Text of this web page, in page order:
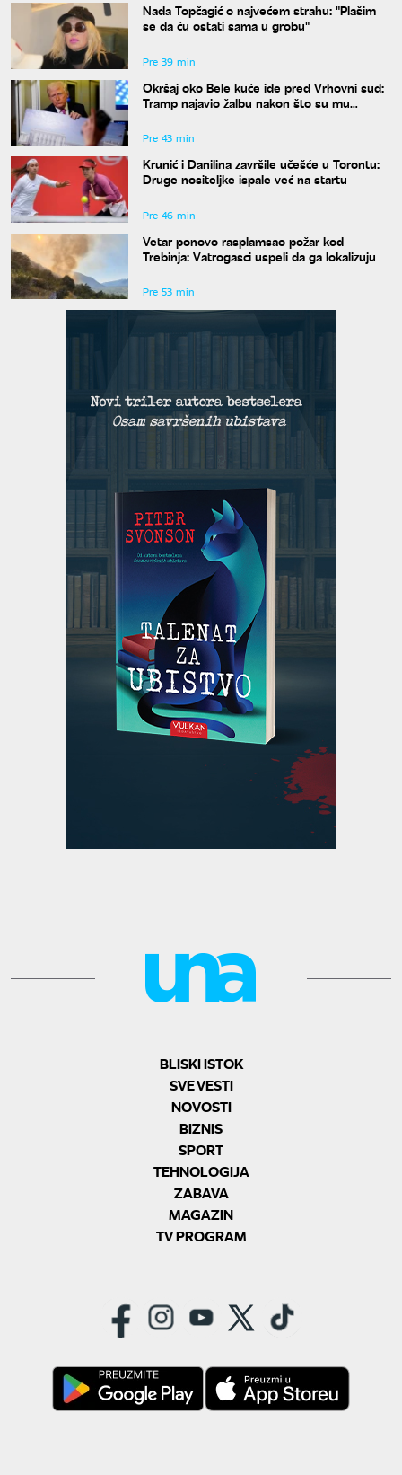
Nada Topčagić o najvećem strahu: "Plašim
se da ću ostati sama u grobu"
Pre 39 min
Okršaj oko Bele kuće ide pred Vrhovni sud:
Tramp najavio žalbu nakon što su mu
Pre 43 min
Krunić i Danilina završile učešće u Torontu:
Druge nositeljke ispale već na startu
Pre 46 min
Vetar ponovo rasplamsao požar kod
Trebinja: Vatrogasci uspeli da ga lokalizuju
Pre 53 min
BLISKI ISTOK
SVE VESTI
NOVOSTI
BIZNIS
SPORT
TEHNOLOGIJA
ZABAVA
MAGAZIN
TV PROGRAM